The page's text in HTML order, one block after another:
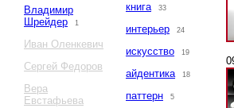
Владимир
Шрейдер
1
Иван Оленкевич
Сергей Федоров
Вера
Евстафьева
книга 33
интерьер 24
искусство 19
айдентика 18
паттерн 5